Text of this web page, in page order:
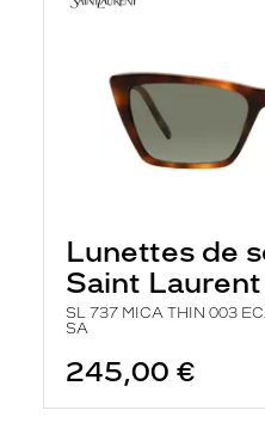
Lunettes de
Saint Laurent
SL 737 MICA THIN 003
SA
245,00 €